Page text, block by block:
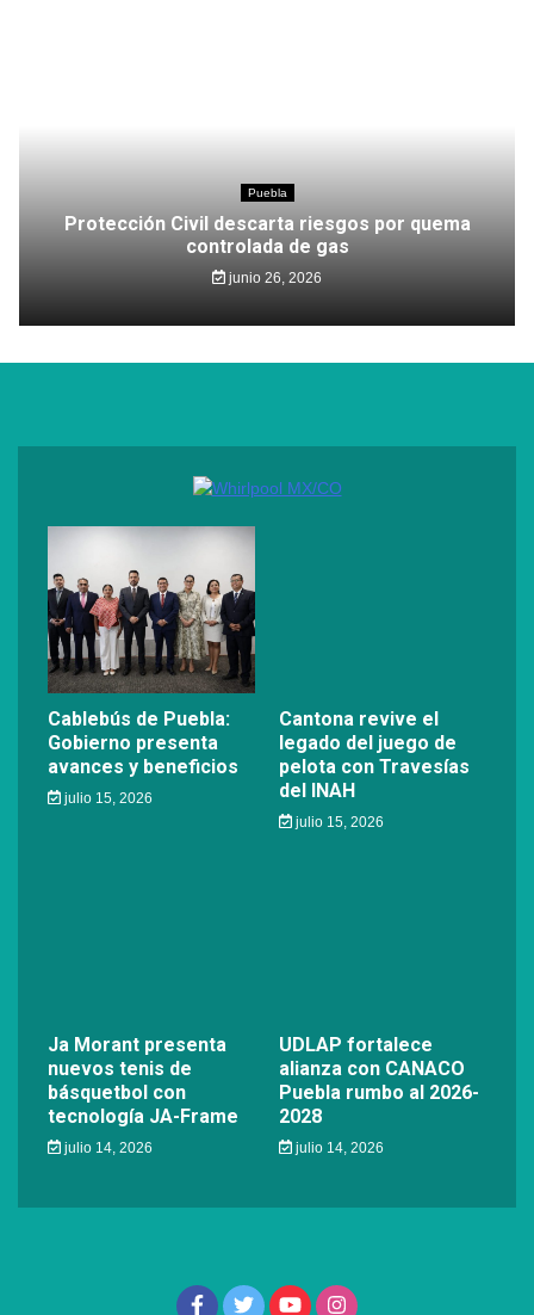
Puebla
Protección Civil descarta riesgos por quema
controlada de gas
junio 26, 2026
Cablebús de Puebla:
Gobierno presenta
avances y beneficios
julio 15, 2026
Cantona revive el
legado del juego de
pelota con Travesías
del INAH
julio 15, 2026
Ja Morant presenta
nuevos tenis de
básquetbol con
tecnología JA-Frame
julio 14, 2026
UDLAP fortalece
alianza con CANACO
Puebla rumbo al 2026-
2028
julio 14, 2026